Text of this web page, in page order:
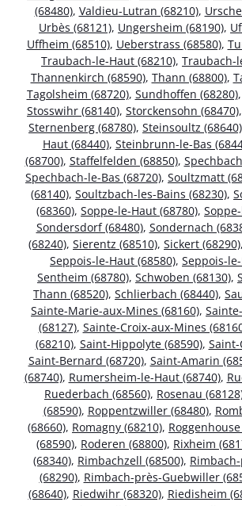
(68480), Valdieu-Lutran (68210),
Urbès (68121), Ungersheim (68190),
Uffheim (68510), Ueberstrass (68580),
Traubach-le-Haut (68210), Traubach-
Thannenkirch (68590), Thann (68800),
Tagolsheim (68720), Sundhoffen (68280),
Stosswihr (68140), Storckensohn (68470),
Sternenberg (68780), Steinsoultz (68640)
Haut (68440), Steinbrunn-le-Bas
(68700), Staffelfelden (68850),
Spechbach-le-Bas (68720), Soultzmatt
(68140), Soultzbach-les-Bains (68230),
(68360), Soppe-le-Haut (68780),
Sondersdorf (68480), Sondernach
(68240), Sierentz (68510), Sickert (68290),
Seppois-le-Haut (68580), Seppois-
Sentheim (68780), Schwoben (68130),
Thann (68520), Schlierbach (68440),
Sainte-Marie-aux-Mines (68160),
(68127), Sainte-Croix-aux-Mines
(68210), Saint-Hippolyte (68590), Saint-
Saint-Bernard (68720), Saint-Amarin
(68740), Rumersheim-le-Haut (68740),
Ruederbach (68560), Rosenau
(68590), Roppentzwiller (68480),
(68660), Romagny (68210),
(68590), Roderen (68800), Rixheim
(68340), Rimbachzell (68500),
(68290), Rimbach-près-Guebwiller
(68640), Riedwihr (68320), Riedisheim